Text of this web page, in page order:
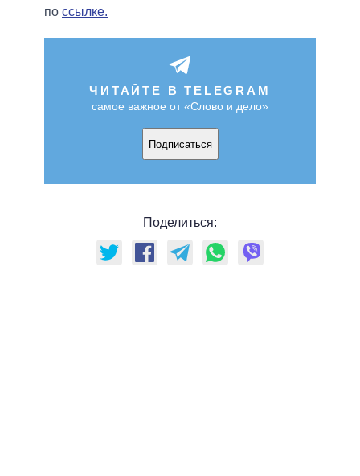
по ссылке.
ЧИТАЙТЕ В TELEGRAM
самое важное от «Слово и дело»
Подписаться
Поделиться: